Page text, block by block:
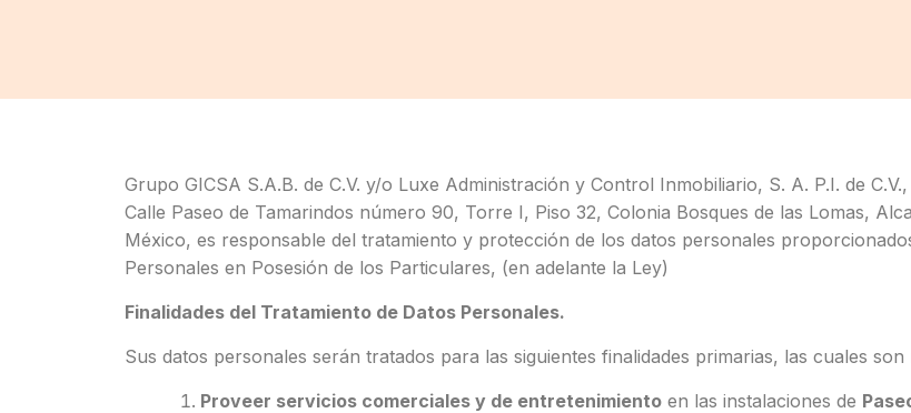
Grupo GICSA S.A.B. de C.V. y/o Luxe Administración y Control Inmobiliario, S. A. P.I. de
Calle Paseo de Tamarindos número 90, Torre I, Piso 32, Colonia Bosques de las Lomas,
México, es responsable del tratamiento y protección de los datos personales
Personales en Posesión de los Particulares, (en adelante la Ley)
Finalidades del Tratamiento de Datos Personales.
Sus datos personales serán tratados para las siguientes finalidades primarias, las cuales
Proveer servicios comerciales y de entretenimiento en las instalaciones de